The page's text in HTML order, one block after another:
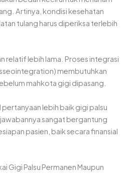
Artinya, kondisi kesehatan
tulang harus diperiksa terlebih
relatif lebih lama. Proses integrasi
membutuhkan
mahkota gigi dipasang.
pertanyaan lebih baik gigi palsu
sangat bergantung
pasien, baik secara finansial
Gigi Palsu Permanen Maupun